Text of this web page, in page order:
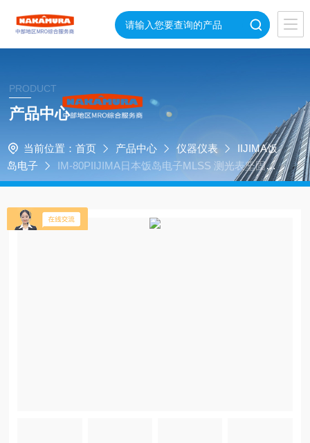
PRODUCT
产品中心
当前位置： 首页 产品中心 仪器仪表
IIJIMA饭
岛电子
IM-80PIIJIMA日本饭岛电子MLSS 测光表坚固耐
用